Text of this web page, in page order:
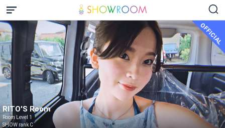
OFFICIAL
RITO'S Room
Room Level 1
SHOW rank C